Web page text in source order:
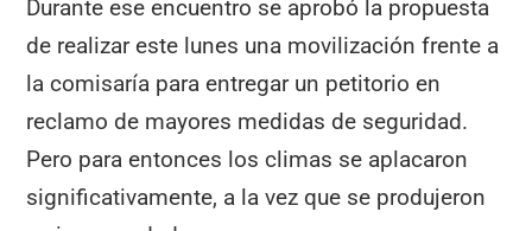
Durante ese encuentro se aprobó la propuesta
de realizar este lunes una movilización frente a
la comisaría para entregar un petitorio en
reclamo de mayores medidas de seguridad.
Pero para entonces los climas se aplacaron
significativamente, a la vez que se produjeron